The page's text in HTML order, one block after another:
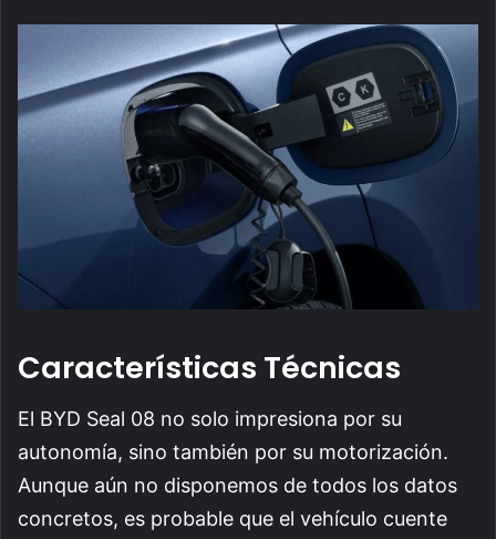
Características Técnicas
El BYD Seal 08 no solo impresiona por su
autonomía, sino también por su motorización.
Aunque aún no disponemos de todos los datos
concretos, es probable que el vehículo cuente